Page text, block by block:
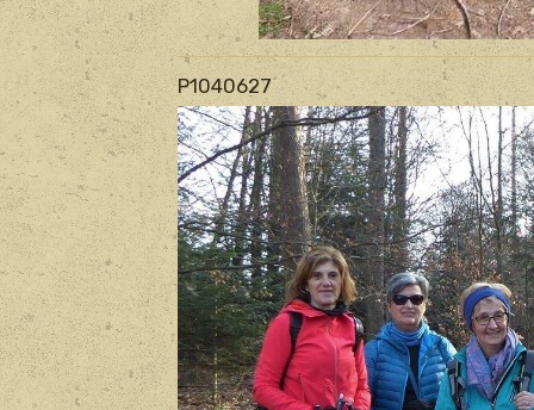
P1040627